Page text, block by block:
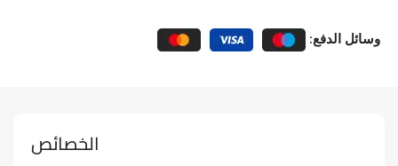
وسائل الدفع:
الخصائص